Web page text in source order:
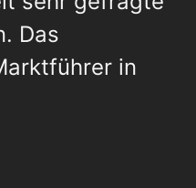
Das
in